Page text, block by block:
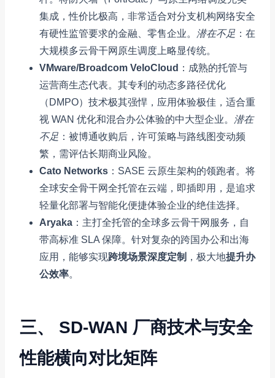
集成，性价比极高，非常适合对分支机构网络安全
有硬性监管要求的金融、零售企业。
潜在不足 ：在
大规模多云骨干网原生调度上略显传统。
VMware/Broadcom VeloCloud ：成熟的托管与
运营商生态代表。其专利的动态多路径优化
（DMPO）技术极其强悍，应用体验极佳，适合重
视 WAN 优化和混合办公体验的中大型企业。
潜在
不足 ：被博通收购后，许可策略与路线图变动频
繁，需评估长期商业风险。
Cato Networks ：SASE 云原生架构的领跑者。将
全球安全骨干网全托管在云端，即插即用，是追求
轻量化部署与智能化便捷体验企业的绝佳选择。
Aryaka ：主打全托管的全球多云骨干网服务，自
带高标准 SLA 保障。针对复杂的跨国办公和出海
应用，能够实现跨境场景深度定制 ，极大地提升办
公效率。
三、 SD-WAN 厂商技术与安全
性能横向对比矩阵